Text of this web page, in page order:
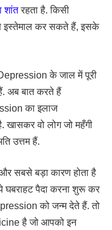
शांतरहता है. किसी
इस्तेमाल कर सकते हैं, इसके
के जाल में पूरी
अब बात करते हैं
का इलाज
वो लोग जो महँगी
उत्तम हैं.
सबसे बड़ा कारण होता है
घबराहट पैदा करना शुरू कर
को जन्म देते हैं. तो
है जो आपको इन